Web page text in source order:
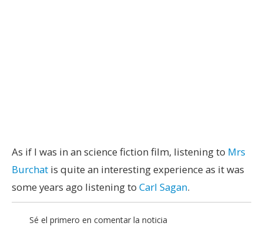
As if I was in an science fiction film, listening to Mrs
Burchat is quite an interesting experience as it was
some years ago listening to Carl Sagan.
Sé el primero en comentar la noticia